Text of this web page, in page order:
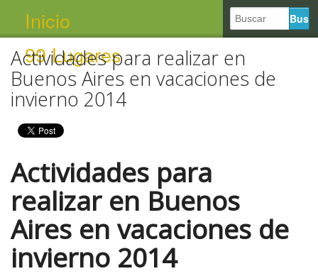
Inicio
99 Lugares
Actividades para realizar en
Buenos Aires en vacaciones de
invierno 2014
Actividades para
realizar en Buenos
Aires en vacaciones de
invierno 2014